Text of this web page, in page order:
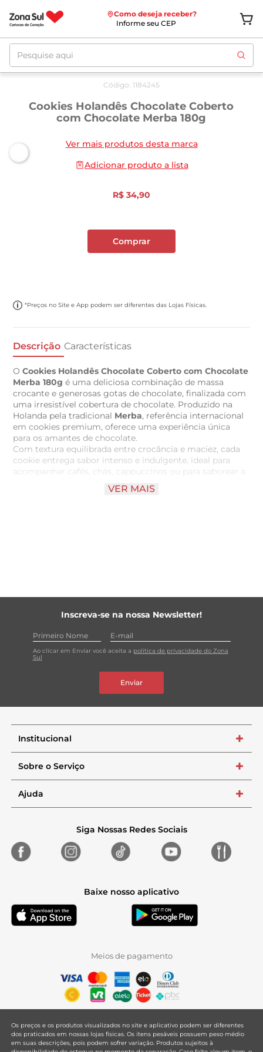
Como deseja receber?
Informe seu CEP
Pesquise aqui
Código: 1184245
Cookies Holandês Chocolate Coberto
com Chocolate Merba 180g
Ver mais produtos desta marca
Adicionar produto a lista
R$ 34,90
Comprar
*Preços no Site e App podem ser diferentes das Lojas Físicas.
Descrição Características
OCookies Holandês Chocolate Coberto com Chocolate
Merba 180g é uma deliciosa combinação de massa
crocante e generosas gotas de chocolate, finalizada com
uma irresistível cobertura de chocolate. Produzido na
Holanda pela tradicional Merba, referência internacional
em cookies premium, oferece uma experiência única
para os amantes de chocolate.
Com textura equilibrada entre crocância e maciez, cada
cookie entrega sabor intenso e indulgente, ideal para
acompanhar cafés, chás, cappuccinos ou para saborear a
qualquer hora do dia. Sua receita cuidadosamente
elaborada proporciona uma experiência gourmet que
VER MAIS
Inscreva-se na nossa Newsletter!
Ao clicar em Enviar você aceita a política de privacidade do Zona
Sul
Enviar
Institucional +
Sobre o Serviço +
Ajuda +
Siga Nossas Redes Sociais
Baixe nosso aplicativo
Meios de pagamento
Os preços e os produtos visualizados no site e aplicativo podem ser diferentes
dos praticados em nossas lojas físicas. Os itens pesáveis possuem peso médio
em suas descrições, pois podem sofrer variação. Produtos sujeitos à